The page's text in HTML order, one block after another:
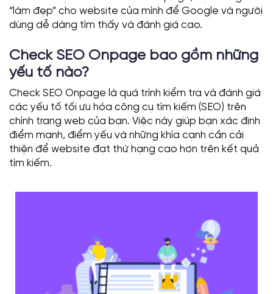
“làm đẹp” cho website của mình để Google và người
dùng dễ dàng tìm thấy và đánh giá cao.
Check SEO Onpage bao gồm những
yếu tố nào?
Check SEO Onpage là quá trình kiểm tra và đánh giá
các yếu tố tối ưu hóa công cụ tìm kiếm (SEO) trên
chính trang web của bạn. Việc này giúp bạn xác định
điểm mạnh, điểm yếu và những khía cạnh cần cải
thiện để website đạt thứ hạng cao hơn trên kết quả
tìm kiếm.